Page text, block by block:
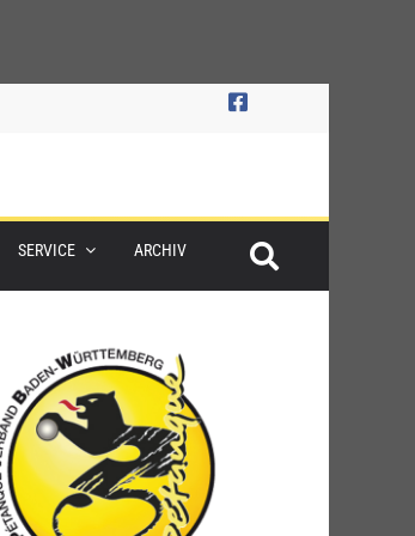
SERVICE ARCHIV